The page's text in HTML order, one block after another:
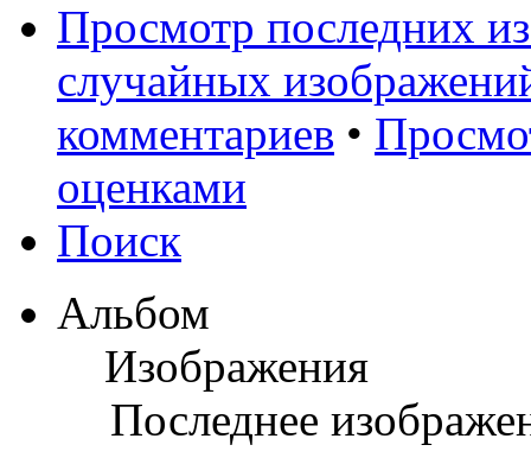
Просмотр последних
случайных
комментариев •
оценками
Поиск
Альбом
Изображения
Последнее